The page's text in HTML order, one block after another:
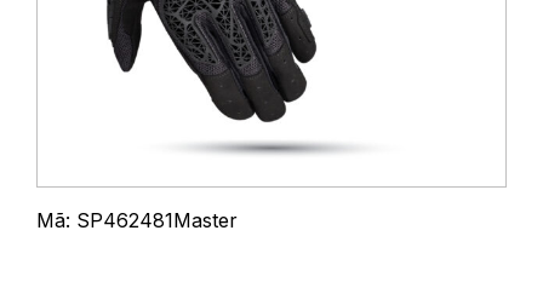
Mã: SP462481Master